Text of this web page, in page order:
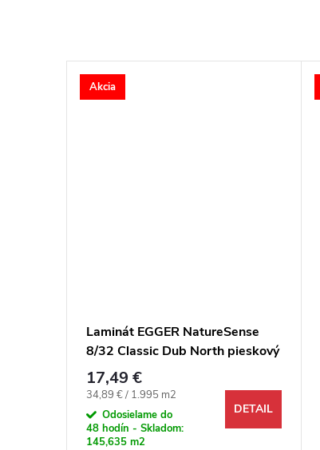
Akcia
Laminát EGGER NatureSense
8/32 Classic Dub North pieskový
4V
17,49 €
Jednotková cena:
34,89 € / 1.995 m2
Odosielame do
48 hodín - Skladom:
145,635 m2
DETAIL